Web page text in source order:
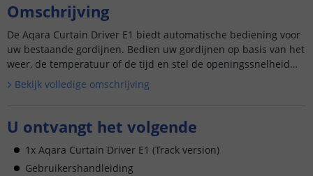
Omschrijving
De Aqara Curtain Driver E1 biedt automatische bediening voor
uw bestaande gordijnen. Bedien uw gordijnen op basis van het
weer, de temperatuur of de tijd en stel de openingssnelheid
zelf in. Deze gordijnmotor is compatibel met U- en L-ra...
Bekijk volledige omschrijving
U ontvangt het volgende
1x Aqara Curtain Driver E1 (Track version)
Gebruikershandleiding